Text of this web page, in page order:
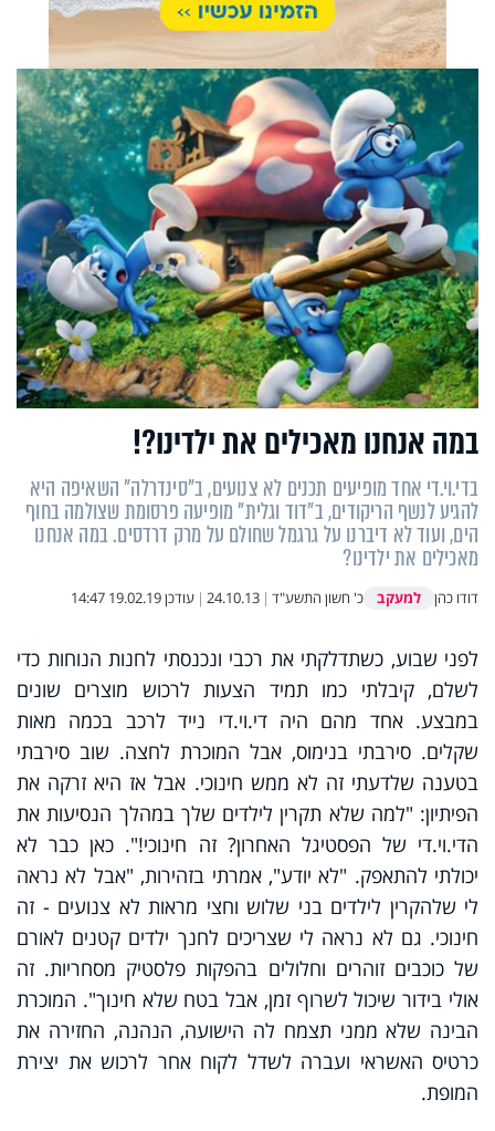
במה אנחנו מאכילים את ילדינו?!
בדי.וי.די אחד מופיעים תכנים לא צנועים, ב"סינדרלה" השאיפה היא
להגיע לנשף הריקודים, ב"דוד וגלית" מופיעה פרסומת שצולמה בחוף
הים, ועוד לא דיברנו על גרגמל שחולם על מרק דרדסים. במה אנחנו
מאכילים את ילדינו?
דודו כהן למעקב כ' חשון התשע"ד |
24.10.13
| עודכן19.02.19 14:47
לפני שבוע, כשתדלקתי את רכבי ונכנסתי לחנות הנוחות כדי
לשלם, קיבלתי כמו תמיד הצעות לרכוש מוצרים שונים
במבצע. אחד מהם היה די.וי.די נייד לרכב בכמה מאות
שקלים. סירבתי בנימוס, אבל המוכרת לחצה. שוב סירבתי
בטענה שלדעתי זה לא ממש חינוכי. אבל אז היא זרקה את
הפיתיון: "למה שלא תקרין לילדים שלך במהלך הנסיעות את
הדי.וי.די של הפסטיגל האחרון? זה חינוכי!". כאן כבר לא
יכולתי להתאפק. "לא יודע", אמרתי בזהירות, "אבל לא נראה
לי שלהקרין לילדים בני שלוש וחצי מראות לא צנועים - זה
חינוכי. גם לא נראה לי שצריכים לחנך ילדים קטנים לאורם
של כוכבים זוהרים וחלולים בהפקות פלסטיק מסחריות. זה
אולי בידור שיכול לשרוף זמן, אבל בטח שלא חינוך". המוכרת
הבינה שלא ממני תצמח לה הישועה, הנהנה, החזירה את
כרטיס האשראי ועברה לשדל לקוח אחר לרכוש את יצירת
המופת.